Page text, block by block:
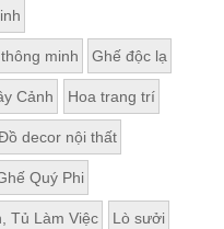
minh Ghế độc lạ
Cảnh Hoa trang trí
decor nội thất
Quý Phi
Tủ Làm Việc Lò sưởi